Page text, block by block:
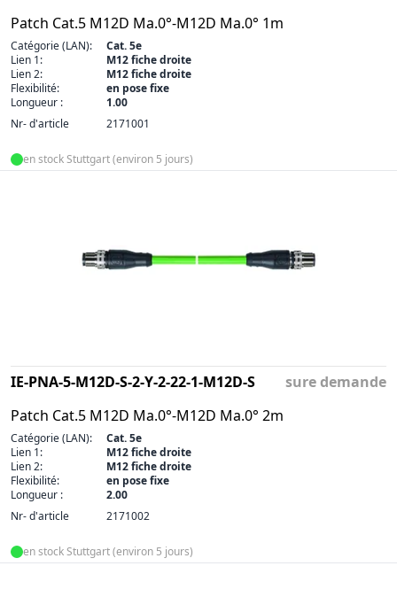
Patch Cat.5 M12D Ma.0°-M12D Ma.0° 1m
Catégorie (LAN):
Cat. 5e
Lien 1:
M12 fiche droite
Lien 2:
M12 fiche droite
Flexibilité:
en pose fixe
Longueur :
1.00
Nr- d'article
2171001
en stock Stuttgart (environ 5 jours)
IE-PNA-5-M12D-S-2-Y-2-22-1-M12D-S
Patch Cat.5 M12D Ma.0°-M12D Ma.0° 2m
sure demande
Catégorie (LAN):
Cat. 5e
Lien 1:
M12 fiche droite
Lien 2:
M12 fiche droite
Flexibilité:
en pose fixe
Longueur :
2.00
Nr- d'article
2171002
en stock Stuttgart (environ 5 jours)